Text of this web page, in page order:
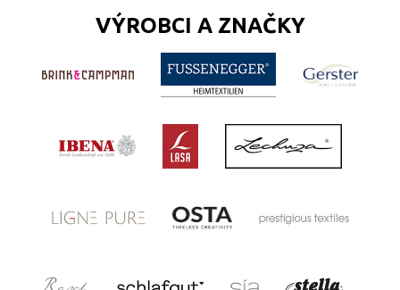
VÝROBCI A ZNAČKY